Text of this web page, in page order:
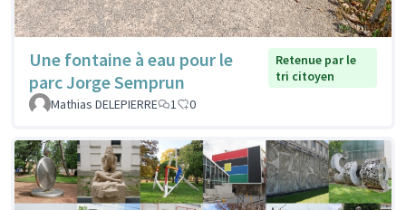
Une fontaine à eau pour le
parc Jorge Semprun
Retenue par le
tri citoyen
Mathias DELEPIERRE
1 0